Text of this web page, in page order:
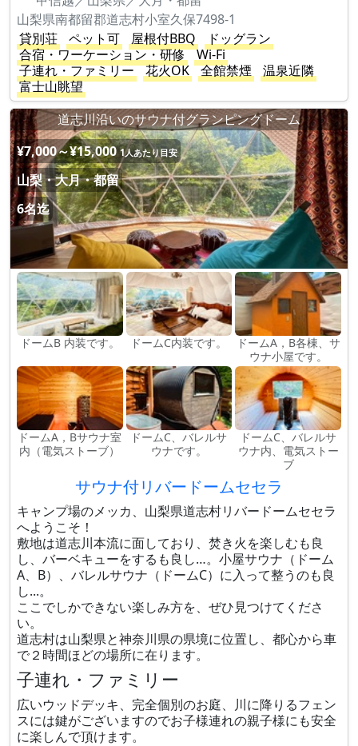
山梨県南都留郡道志村小室久保7498-1
貸別荘
ペット可 屋根付BBQ
ドッグラン
合宿・ワーケーション・研修
Wi-Fi
子連れ・ファミリー
花火OK 全館禁煙
温泉近隣
富士山眺望
道志川沿いのサウナ付グランピングドーム
¥7,000～¥15,000 1人あたり目安
山梨・大月・都留
6名迄
ドームB 内装です。 ドームC内装です。
ドームA，B各棟、サ
ウナ小屋です。
ドームA，Bサウナ室
内（電気ストーブ）
ドームC、バレルサ
ウナです。
ドームC、バレルサ
ウナ内、電気ストー
ブ
サウナ付リバードームセセラ
キャンプ場のメッカ、山梨県道志村リバードームセセラ
へようこそ！
敷地は道志川本流に面しており、​焚き火を楽しむも良
し、バーベキューをするも良し…。小屋サウナ（ドーム
A、B）、バレルサウナ（ドームC）に入って整うのも良
し...。
ここでしかできない楽しみ方を、ぜひ見つけてくださ
い。
道志村は山梨県と神奈川県の県境に位置し、都心から車
で２時間ほどの場所に在ります。
子連れ・ファミリー
広いウッドデッキ、完全個別のお庭、川に降りるフェン
スには鍵がございますのでお子様連れの親子様にも安全
に楽しんで頂けます。